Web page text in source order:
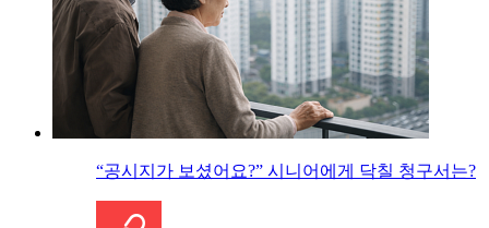
“공시지가 보셨어요?” 시니어에게 닥칠 청구서는?